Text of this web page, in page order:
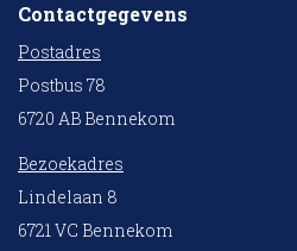
Contactgegevens
Postadres
Postbus 78
6720 AB Bennekom
Bezoekadres
Lindelaan 8
6721 VC Bennekom